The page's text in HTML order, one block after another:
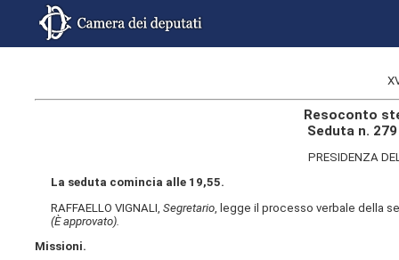
Resoconto
Seduta n.
PRESIDENZA
La seduta comincia alle 19,55.
RAFFAELLO VIGNALI,Segretario , legge il processo verbale della
(È approvato).
Missioni.